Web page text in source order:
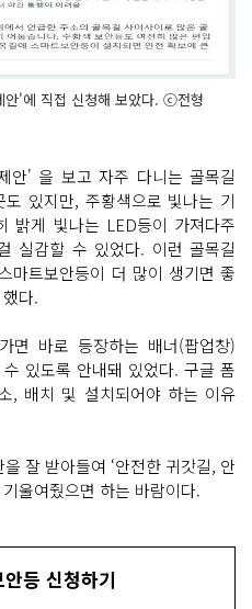
안'에 직접 신청해 보았다. ⓒ전형
안' 을 보고 자주 다니는 골목길
있지만, 주황색으로 빛나는 기
밝게 빛나는 LED등이 가져다주
실감할 수 있었다. 이런 골목길
마트보안등이 더 많이 생기면 좋
다.
면 바로 등장하는 배너(팝업창)
있도록 안내돼 있었다. 구글 폼
, 배치 및 설치되어야 하는 이유
잘 받아들여 ‘안전한 귀갓길, 안
울여줬으면 하는 바람이다.
등 신청하기